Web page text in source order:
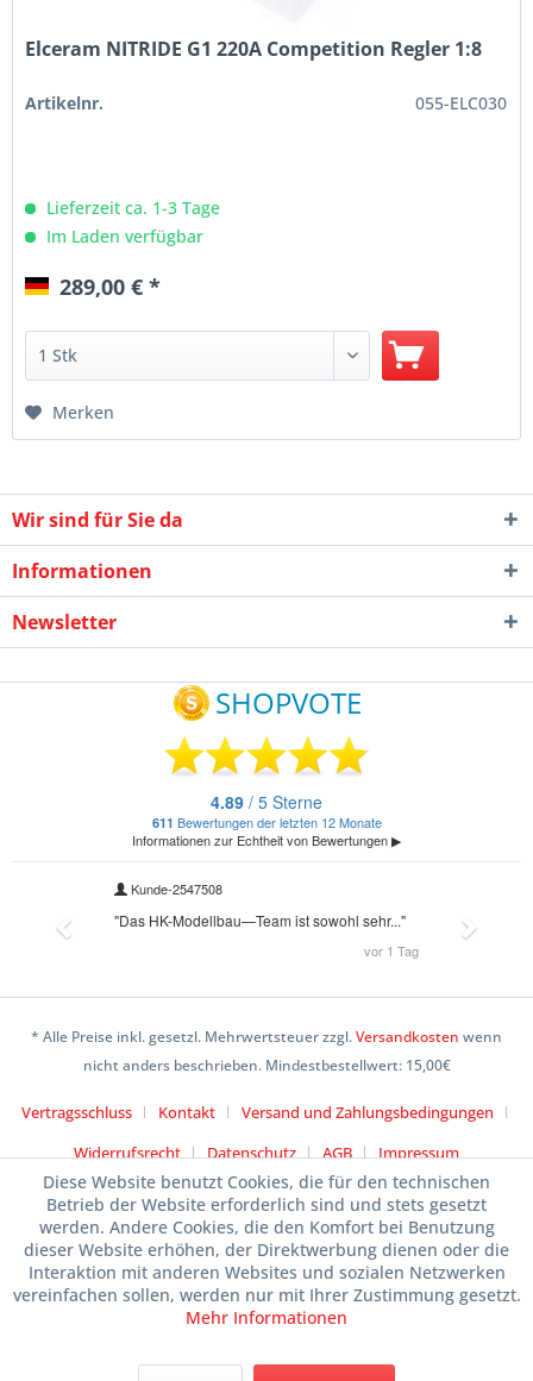
Elceram NITRIDE G1 220A Competition Regler 1:8
Artikelnr. 055-ELC030
Lieferzeit ca. 1-3 Tage
Im Laden verfügbar
289,00 € *
Merken
Wir sind für Sie da
Informationen
Newsletter
* Alle Preise inkl. gesetzl. Mehrwertsteuer zzgl.Versandkosten wenn
nicht anders beschrieben. Mindestbestellwert: 15,00€
Vertragsschluss Kontakt
Versand und Zahlungsbedingungen
Widerrufsrecht
Datenschutz AGB Impressum
Diese Website benutzt Cookies, die für den technischen
Betrieb der Website erforderlich sind und stets gesetzt
werden. Andere Cookies, die den Komfort bei Benutzung
dieser Website erhöhen, der Direktwerbung dienen oder die
Interaktion mit anderen Websites und sozialen Netzwerken
vereinfachen sollen, werden nur mit Ihrer Zustimmung gesetzt.
Mehr Informationen